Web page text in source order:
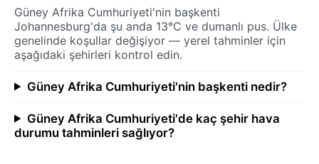
Güney Afrika Cumhuriyeti'nin başkenti
Johannesburg'da şu anda 13°C ve dumanlı pus. Ülke
genelinde koşullar değişiyor — yerel tahminler için
aşağıdaki şehirleri kontrol edin.
Güney Afrika Cumhuriyeti'nin başkenti nedir?
Güney Afrika Cumhuriyeti'de kaç şehir hava
durumu tahminleri sağlıyor?